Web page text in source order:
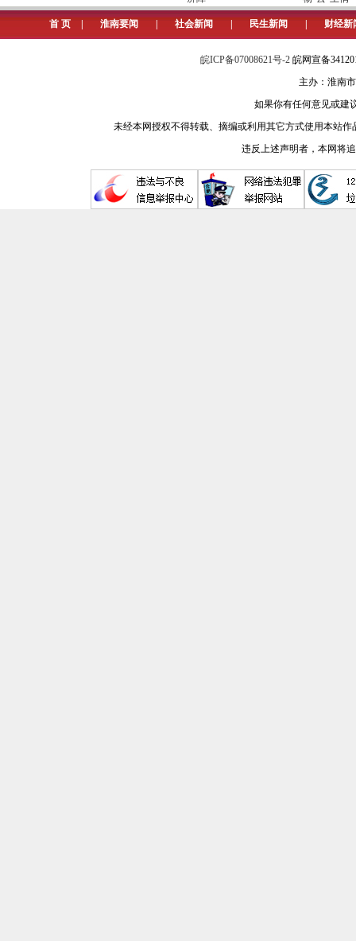
首 页 淮南要闻 社会新闻 民生新闻 财经新
皖ICP备07008621号-2 皖网宣备
主办：淮南
如果你有任何意见或建
未经本网授权不得转载、摘编或利用其它方式使用本站
违反上述声明者，本网将